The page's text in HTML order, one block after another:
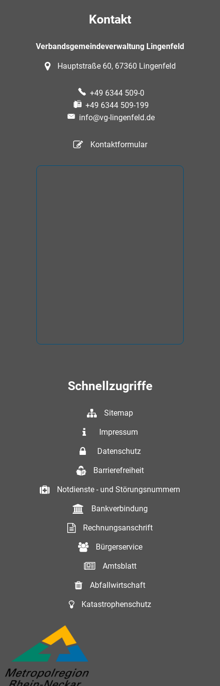
Kontakt
Verbandsgemeindeverwaltung Lingenfeld
Hauptstraße 60, 67360 Lingenfeld
+49 6344 509-0
+49 6344 509-199
info@vg-lingenfeld.de
Kontaktformular
Schnellzugriffe
Sitemap
Impressum
Datenschutz
Barrierefreiheit
Notdienste - und Störungsnummern
Bankverbindung
Rechnungsanschrift
Bürgerservice
Amtsblatt
Abfallwirtschaft
Katastrophenschutz